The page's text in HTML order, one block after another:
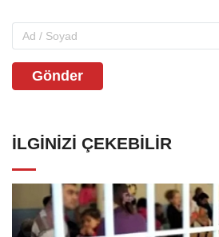
Gönder
İLGINIZI ÇEKEBILIR